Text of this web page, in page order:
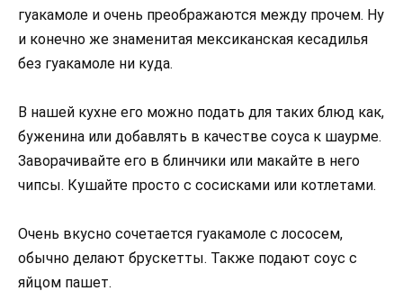
гуакамоле и очень преображаются между прочем. Ну
и конечно же знаменитая мексиканская кесадилья
без гуакамоле ни куда.
В нашей кухне его можно подать для таких блюд как,
буженина или добавлять в качестве соуса к шаурме.
Заворачивайте его в блинчики или макайте в него
чипсы. Кушайте просто с сосисками или котлетами.
Очень вкусно сочетается гуакамоле с лососем,
обычно делают брускетты. Также подают соус с
яйцом пашет.